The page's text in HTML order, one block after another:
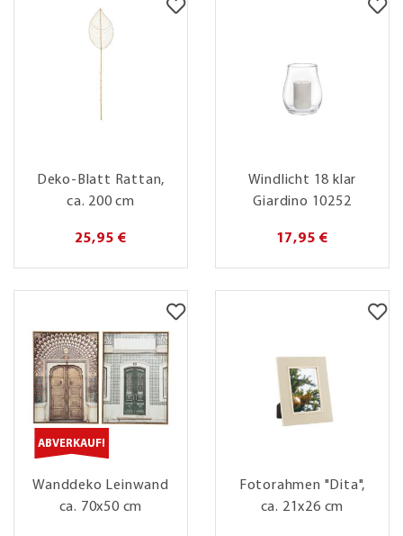
Deko-Blatt Rattan,
ca. 200 cm
25,95 €
Windlicht 18 klar
Giardino 10252
17,95 €
ABVERKAUF!
Wanddeko Leinwand
ca. 70x50 cm
Fotorahmen "Dita",
ca. 21x26 cm